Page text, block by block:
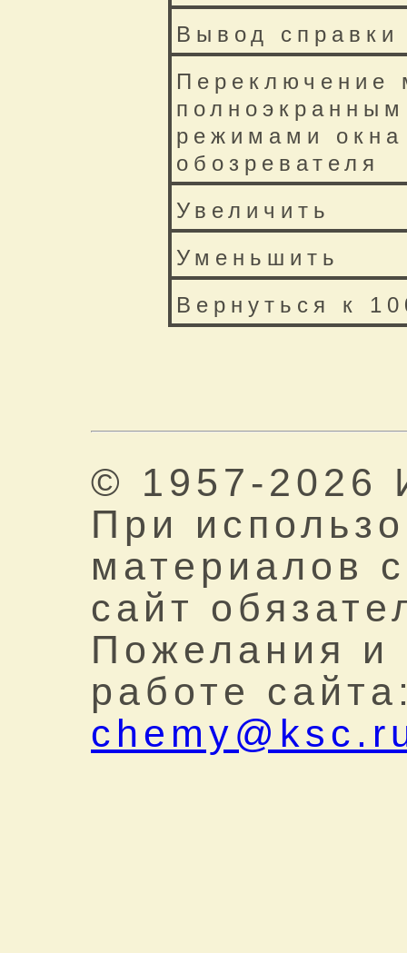
Вывод справки
Переключение
режимами окна
обозревателя
Увеличить
Уменьшить
Вернуться к
© 1957-
При
материалов
сайт
Пожелания и
работе